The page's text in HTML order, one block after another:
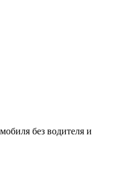
без водителя и